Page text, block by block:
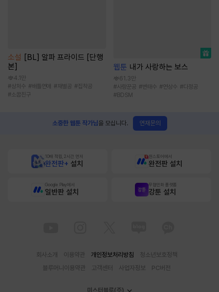
소설 [BL] 알파 프라이드 [단행
본]
4.1만
#상처수 #배틀연애 # 재벌공 #집착공
#소꿉친구
웹툰 내가 사랑하는 보스
61.3만
#사랑꾼공 #변태수 #연상수 #다정공
#BDSM
소중한 웹툰 작가님을 모십니다. 연재문의
10배 적립, 2시간 먼저
완전판+ 설치
원스토어에서
완전판 설치
Google Play에서
일반판 설치
무협만화 플랫폼
강툰 설치
회사소개 이용약관 개인정보처리방침
청소년보호정책
블루머니이용약관
고객센터 사업자정보 PC버전
미스터블루(주)